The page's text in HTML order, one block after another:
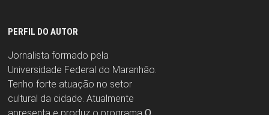
PERFIL DO AUTOR
Jornalista formado pela
Universidade Federal do Maranhão.
Tenho forte atuação no setor
cultural da cidade. Atualmente